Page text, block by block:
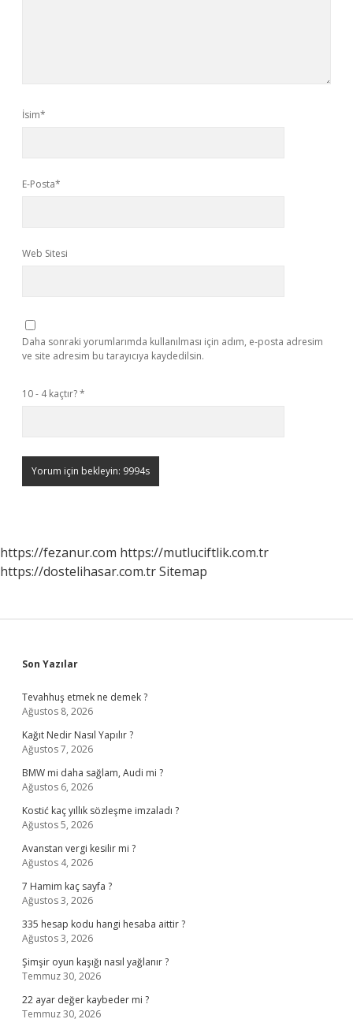
İsim*
E-Posta*
Web Sitesi
Daha sonraki yorumlarımda kullanılması için adım, e-posta adresim
ve site adresim bu tarayıcıya kaydedilsin.
10 - 4 kaçtır?*
https://fezanur.com https://mutluciftlik.com.tr
https://dostelihasar.com.trSitemap
Sidebar
Son Yazılar
Tevahhuş etmek ne demek ?
Ağustos 8, 2026
Kağıt Nedir Nasıl Yapılır ?
Ağustos 7, 2026
BMW mi daha sağlam, Audi mi ?
Ağustos 6, 2026
Kostić kaç yıllık sözleşme imzaladı ?
Ağustos 5, 2026
Avanstan vergi kesilir mi ?
Ağustos 4, 2026
7 Hamim kaç sayfa ?
Ağustos 3, 2026
335 hesap kodu hangi hesaba aittir ?
Ağustos 3, 2026
Şimşir oyun kaşığı nasıl yağlanır ?
Temmuz 30, 2026
22 ayar değer kaybeder mi ?
Temmuz 30, 2026